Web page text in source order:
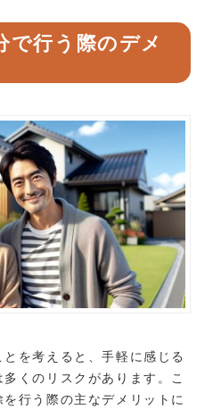
で行う際のデメ
を考えると、手軽に感じる
くのリスクがあります。こ
行う際の主なデメリットに